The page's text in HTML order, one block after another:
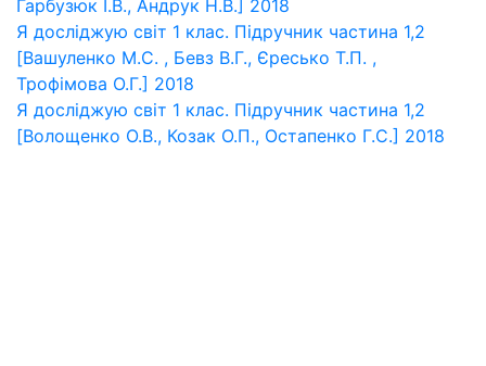
Гарбузюк І.В., Андрук Н.В.] 2018
Я досліджую світ 1 клас. Підручник частина 1,2
[Вашуленко М.С. , Бевз В.Г., Єресько Т.П. ,
Трофімова О.Г.] 2018
Я досліджую світ 1 клас. Підручник частина 1,2
[Волощенко О.В., Козак О.П., Остапенко Г.С.] 2018